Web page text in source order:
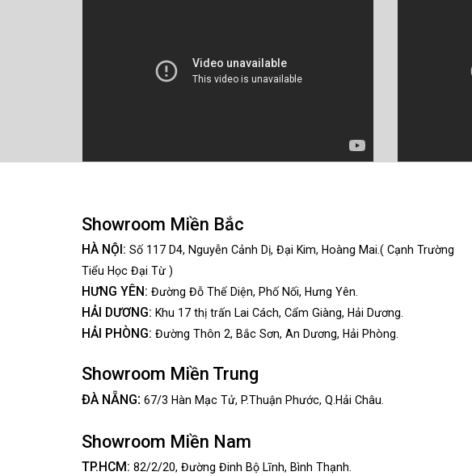
Showroom Miền Bắc
HÀ NỘI: Số 117 D4, Nguyễn Cảnh Dị, Đại Kim, Hoàng Mai.( Cạnh Trường
Tiểu Học Đại Từ )
HƯNG YÊN: Đường Đỗ Thế Diện, Phố Nối, Hưng Yên.
HẢI DƯƠNG: Khu 17 thị trấn Lai Cách, Cẩm Giàng, Hải Dương.
HẢI PHÒNG: Đường Thôn 2, Bắc Sơn, An Dương, Hải Phòng.
Showroom Miền Trung
ĐÀ NẴNG: 67/3 Hàn Mạc Tử, P.Thuận Phước, Q.Hải Châu.
Showroom Miền Nam
TP.HCM: 82/2/20, Đường Đinh Bộ Lĩnh, Bình Thạnh.